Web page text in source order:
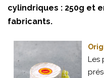
cylindriques : 250g et
fabricants.
Les